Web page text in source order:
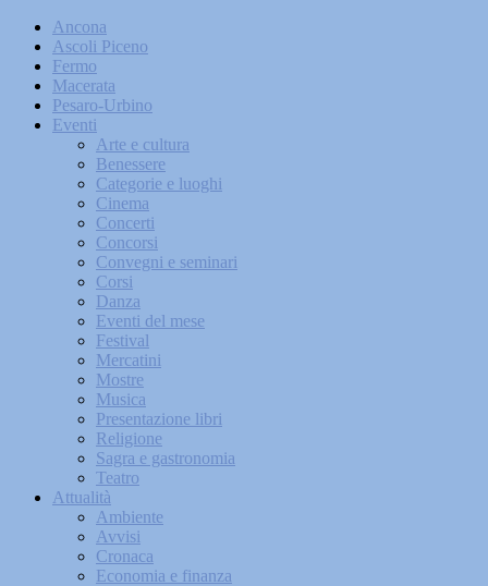
Ancona
Ascoli Piceno
Fermo
Macerata
Pesaro-Urbino
Eventi
Arte e cultura
Benessere
Categorie e luoghi
Cinema
Concerti
Concorsi
Convegni e seminari
Corsi
Danza
Eventi del mese
Festival
Mercatini
Mostre
Musica
Presentazione libri
Religione
Sagra e gastronomia
Teatro
Attualità
Ambiente
Avvisi
Cronaca
Economia e finanza